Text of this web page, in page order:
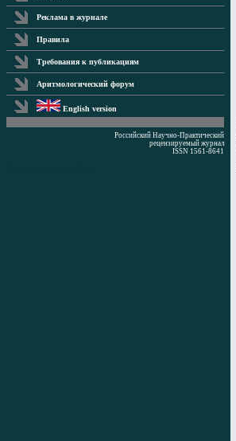
Реклама в журнале
Правила
Требования к публикациям
Аритмологический форум
English version
Российский Научно-Практический
рецензируемый журнал
ISSN 1561-8641